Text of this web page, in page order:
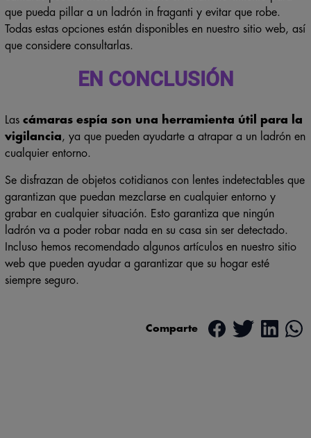
que pueda pillar a un ladrón in fraganti y evitar que robe.
Todas estas opciones están disponibles en nuestro sitio web, así
que considere consultarlas.
EN CONCLUSIÓN
Las
cámaras espía son una herramienta útil para la
vigilancia
, ya que pueden ayudarte a atrapar a un ladrón en
cualquier entorno.
Se disfrazan de objetos cotidianos con lentes indetectables que
garantizan que puedan mezclarse en cualquier entorno y
grabar en cualquier situación. Esto garantiza que ningún
ladrón va a poder robar nada en su casa sin ser detectado.
Incluso hemos recomendado algunos artículos en nuestro sitio
web que pueden ayudar a garantizar que su hogar esté
siempre seguro.
Comparte